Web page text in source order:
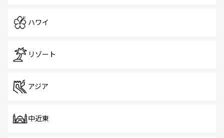
ハワイ
リゾート
アジア
中近東